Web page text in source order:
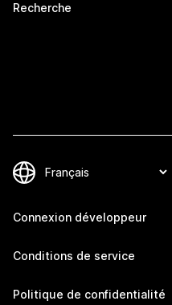
Recherche
Connexion développeur
Conditions de service
Politique de confidentialité